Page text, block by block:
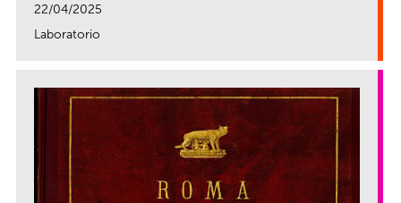
22/04/2025
Laboratorio